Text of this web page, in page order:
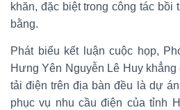
khăn, đặc biệt trong công tác bồi
bằng.
Phát biểu kết luận cuộc họp,
Hưng Yên Nguyễn Lê Huy
tải điện trên địa bàn đều là dự
phục vụ nhu cầu điện của tỉnh